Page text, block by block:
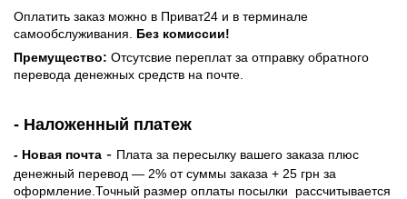
Оплатить заказ можно в Приват24 и в терминале
самообслуживания. Без комиссии!
Премущество: Отсутсвие переплат за отправку обратного
перевода денежных средств на почте.
- Наложенный платеж
- Новая почта - Плата за пересылку вашего заказа плюс
денежный перевод — 2% от суммы заказа + 25 грн за
оформление.Точный размер оплаты посылки рассчитывается